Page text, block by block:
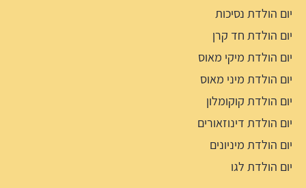
יום הולדת נסיכות
יום הולדת חד קרן
יום הולדת מיקי מאוס
יום הולדת מיני מאוס
יום הולדת קוקומלון
יום הולדת דינוזאורים
יום הולדת מיניונים
יום הולדת לגו